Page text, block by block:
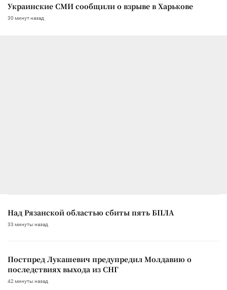
Украинские СМИ сообщили о взрыве в Харькове
30 минут назад
Над Рязанской областью сбиты пять БПЛА
33 минуты назад
Постпред Лукашевич предупредил Молдавию о
последствиях выхода из СНГ
42 минуты назад